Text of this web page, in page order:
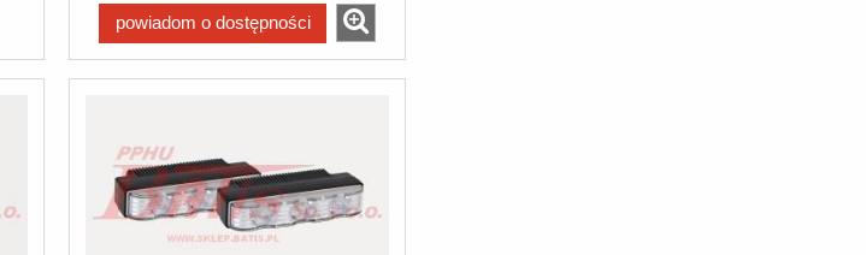
powiadom o dostępności